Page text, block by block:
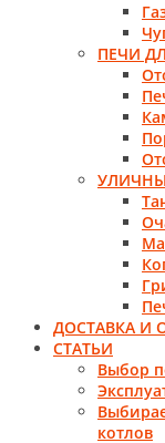
ПЕЧИ
ДОСТАВКА И
СТАТЬИ
Выбор
котлов